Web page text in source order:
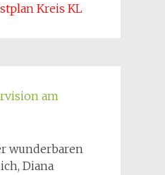
Kreis KL
am
wunderbaren
Diana